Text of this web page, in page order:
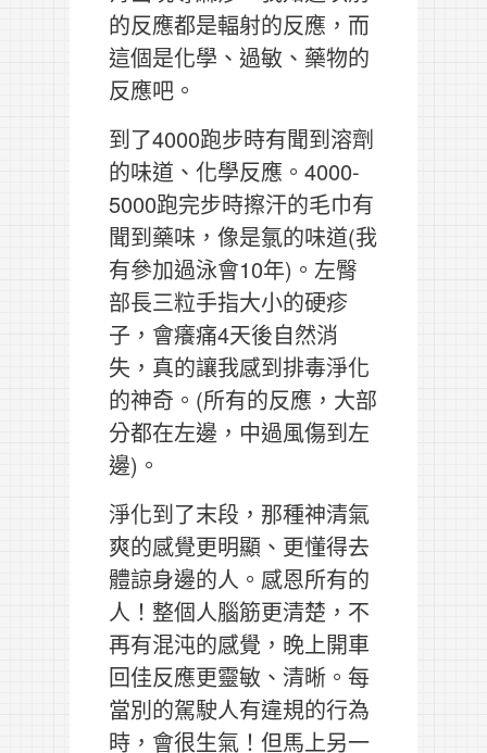
的反應都是輻射的反應，而
這個是化學、過敏、藥物的
反應吧。
到了4000跑步時有聞到溶劑
的味道、化學反應。4000-
5000跑完步時擦汗的毛巾有
聞到藥味，像是氯的味道(我
有參加過泳會10年)。左臀
部長三粒手指大小的硬疹
子，會癢痛4天後自然消
失，真的讓我感到排毒淨化
的神奇。(所有的反應，大部
分都在左邊，中過風傷到左
邊)。
淨化到了末段，那種神清氣
爽的感覺更明顯、更懂得去
體諒身邊的人。感恩所有的
人！整個人腦筋更清楚，不
再有混沌的感覺，晚上開車
回佳反應更靈敏、清晰。每
當別的駕駛人有違規的行為
時，會很生氣！但馬上另一